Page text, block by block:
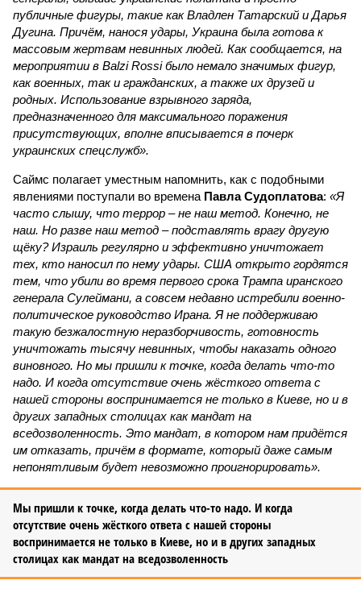
публичные фигуры, такие как Владлен Татарский и Дарья
Дугина. Причём, нанося удары, Украина была готова к
массовым жертвам невинных людей. Как сообщается, на
мероприятии в Balzi Rossi было немало значимых фигур,
как военных, так и гражданских, а также их друзей и
родных. Использование взрывного заряда,
предназначенного для максимального поражения
присутствующих, вполне вписывается в почерк
украинских спецслужб».
Саймс полагает уместным напомнить, как с подобными
явлениями поступали во времена Павла Судоплатова: «Я
часто слышу, что террор – не наш метод. Конечно, не
наш. Но разве наш метод – подставлять врагу другую
щёку? Израиль регулярно и эффективно уничтожает
тех, кто наносил по нему удары. США открыто гордятся
тем, что убили во время первого срока Трампа иранского
генерала Сулеймани, а совсем недавно истребили военно-
политическое руководство Ирана. Я не поддерживаю
такую безжалостную неразборчивость, готовность
уничтожать тысячу невинных, чтобы наказать одного
виновного. Но мы пришли к точке, когда делать что-то
надо. И когда отсутствие очень жёсткого ответа с
нашей стороны воспринимается не только в Киеве, но и в
других западных столицах как мандат на
вседозволенность. Это мандат, в котором нам придётся
им отказать, причём в формате, который даже самым
непонятливым будет невозможно проигнорировать».
Мы пришли к точке, когда делать что-то надо. И когда
отсутствие очень жёсткого ответа с нашей стороны
воспринимается не только в Киеве, но и в других западных
столицах как мандат на вседозволенность